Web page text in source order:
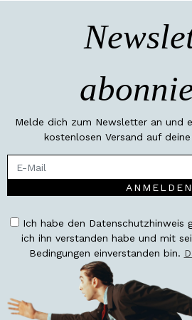
Melde dich zum Newsletter an und
kostenlosen Versand auf
ANMELDEN
Ich habe den Datenschutzhinweis
ich ihn verstanden habe und mit
Bedingungen einverstanden bin.